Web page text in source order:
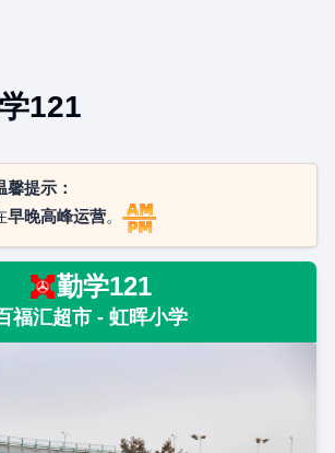
121
提示：
早晚高峰运营。
勤学121
福汇超市 - 虹晖小学